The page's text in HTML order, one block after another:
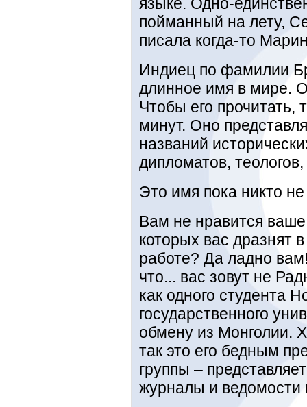
пойманный на лету,
писала когда-то
Индиец по фамилии
длинное имя в мире.
Чтобы его прочитать,
минут. Оно
названий
дипломатов,
Это имя пока никто
Вам не нравится
которых вас дразнят
работе? Да ладно
что... вас зовут не
как одного студента
государственного
обмену из Монголии.
так это его бедным
группы –
журналы и ведомости